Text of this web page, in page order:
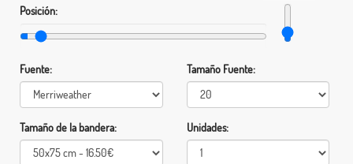
Posición:
Fuente: Tamaño Fuente:
Tamaño de la bandera: Unidades: